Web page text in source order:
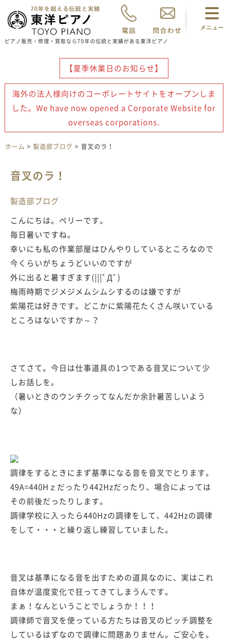
ピアノ販売・修理・買取なら70年の伝統と実績がある東洋ピアノ
【夏季休業日のお知らせ】
海外の法人様向けのコーポレートサイトをオープンしま
した。We have now opened a Corporate Website for
overseas corporations.
ホーム > 製造部ブログ > 音叉のラ！
音叉のラ！
製造部ブログ
こんにちは。ペリーです。
毎日暑いですね。
幸いにも私の作業部屋はひんやりしているところなので
今くらいがちょうどいいのですが
外に出ると暑すぎます(|||ﾟДﾟ)
梅雨時期でジメジメムシムシするのは嫌ですが
紫陽花は好きです。どこかに紫陽花たくさん咲いている
ところはないですか～？
さてさて。今日は仕事道具の1つである音叉について少
しお話しを。
（暑いときのウンチクってなんだか余計暑苦しいよう
な）
調律をするときにまず基準になる音を音叉でとります。
49A=440Hｚだったり442Hzだったり、場合によっては
その前後だったりします。
調律学校に入ったら440Hzの調律をして、442Hzの調律
をして・・・と繰り返し練習していました。
音叉は基準になる音を出すための道具なのに、実はこれ
自体が温度変化で狂ってきてしまうんです。
まぁ！なんということでしょうか！！！
調律師で音叉を使っている方たちは音叉のピッチ調整を
しているはずなので調律に問題ありません。ご安心を。